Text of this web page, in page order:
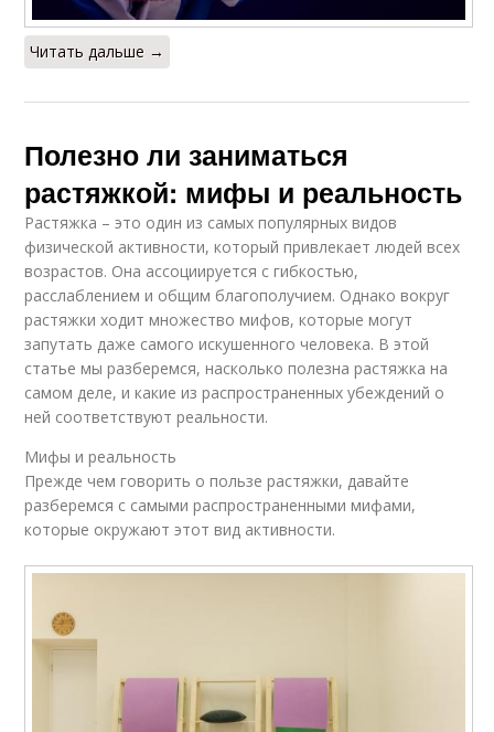
Читать дальше →
Полезно ли заниматься
растяжкой: мифы и реальность
Растяжка – это один из самых популярных видов
физической активности, который привлекает людей всех
возрастов. Она ассоциируется с гибкостью,
расслаблением и общим благополучием. Однако вокруг
растяжки ходит множество мифов, которые могут
запутать даже самого искушенного человека. В этой
статье мы разберемся, насколько полезна растяжка на
самом деле, и какие из распространенных убеждений о
ней соответствуют реальности.
Мифы и реальность
Прежде чем говорить о пользе растяжки, давайте
разберемся с самыми распространенными мифами,
которые окружают этот вид активности.